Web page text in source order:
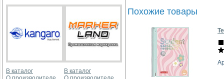
В каталог
В каталог
Похожие товары